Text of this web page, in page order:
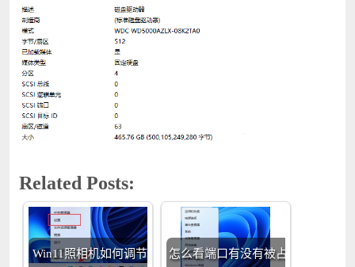
Related Posts:
Win11照相机如何调节 怎么看端口有没有被占